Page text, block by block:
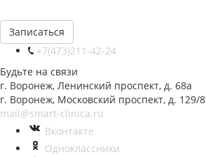
Записаться
+7(473)211-42-24
Будьте на связи
г. Воронеж, Ленинский проспект, д. 68а
г. Воронеж, Московский проспект, д. 129/8
mail@smart-clinica.ru
Вконтакте
Одноклассники